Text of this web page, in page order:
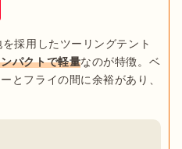
採用したツーリングテント
パクトで軽量なのが特徴。ベ
とフライの間に余裕があり、